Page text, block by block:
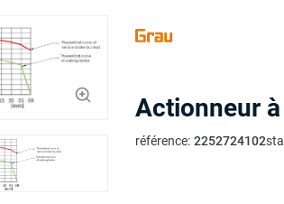
Actionneur
référence: 2252724102